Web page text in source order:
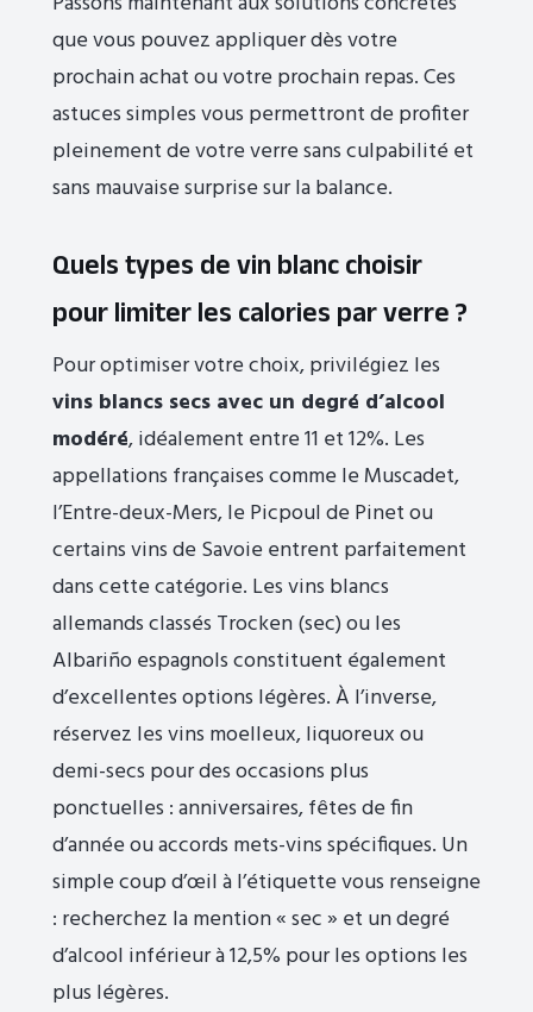
que vous pouvez appliquer dès votre
prochain achat ou votre prochain repas. Ces
astuces simples vous permettront de profiter
pleinement de votre verre sans culpabilité et
sans mauvaise surprise sur la balance.
Quels types de vin blanc choisir
pour limiter les calories par verre ?
Pour optimiser votre choix, privilégiez les
vins blancs secs avec un degré d’alcool
modéré, idéalement entre 11 et 12%. Les
appellations françaises comme le Muscadet,
l’Entre-deux-Mers, le Picpoul de Pinet ou
certains vins de Savoie entrent parfaitement
dans cette catégorie. Les vins blancs
allemands classés Trocken (sec) ou les
Albariño espagnols constituent également
d’excellentes options légères. À l’inverse,
réservez les vins moelleux, liquoreux ou
demi-secs pour des occasions plus
ponctuelles : anniversaires, fêtes de fin
d’année ou accords mets-vins spécifiques. Un
simple coup d’œil à l’étiquette vous renseigne
: recherchez la mention « sec » et un degré
d’alcool inférieur à 12,5% pour les options les
plus légères.